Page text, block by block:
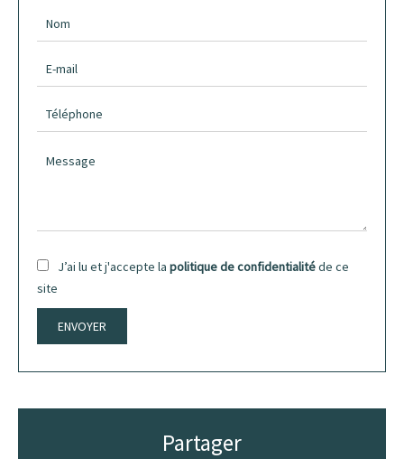
J’ai lu et j'accepte la politique de confidentialitéde ce
site
ENVOYER
Partager